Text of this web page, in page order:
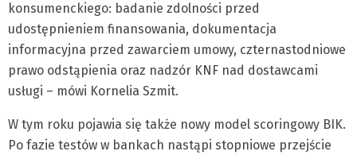
konsumenckiego: badanie zdolności przed
udostępnieniem finansowania, dokumentacja
informacyjna przed zawarciem umowy, czternastodniowe
prawo odstąpienia oraz nadzór KNF nad dostawcami
usługi – mówi Kornelia Szmit.
W tym roku pojawia się także nowy model scoringowy BIK.
Po fazie testów w bankach nastąpi stopniowe przejście